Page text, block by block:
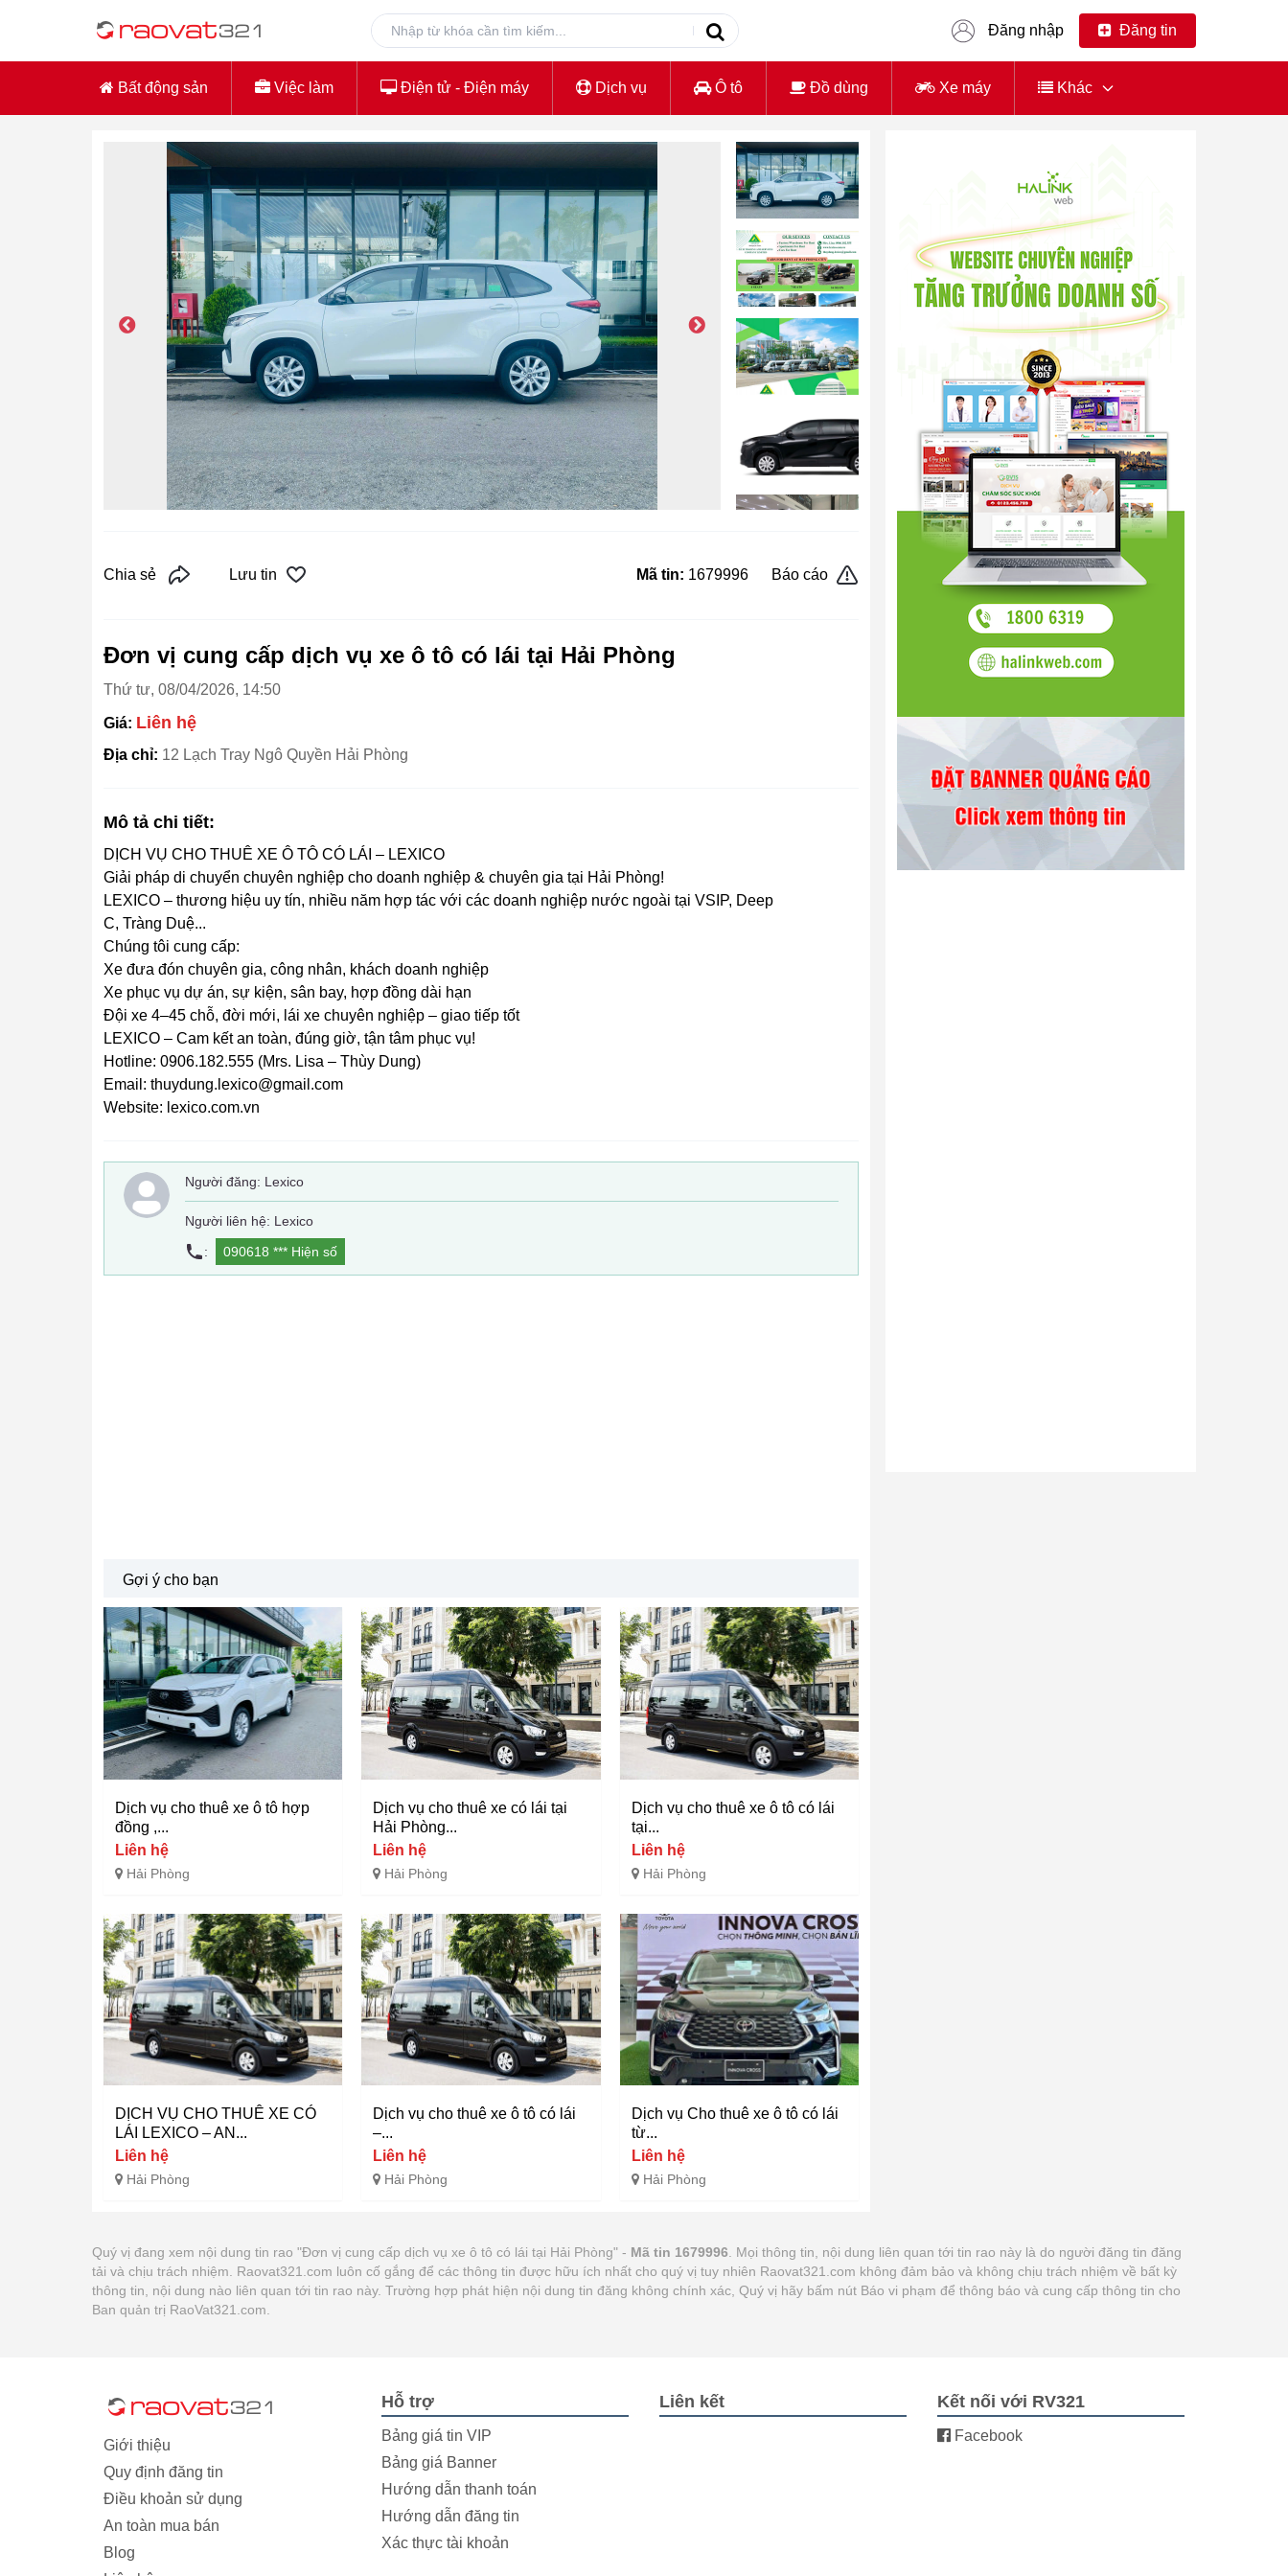
Đăng nhập Đăng tin
Bất động sản Việc làm Điện tử - Điện máy Dịch vụ Ô tô Đồ dùng Xe máy Khác
Chia sẻ Lưu tin Mã tin: 1679996 Báo cáo
Đơn vị cung cấp dịch vụ xe ô tô có lái tại Hải Phòng
Thứ tư, 08/04/2026, 14:50
Giá: Liên hệ
Địa chỉ: 12 Lạch Tray Ngô Quyền Hải Phòng
Mô tả chi tiết:
DỊCH VỤ CHO THUÊ XE Ô TÔ CÓ LÁI – LEXICO
Giải pháp di chuyển chuyên nghiệp cho doanh nghiệp & chuyên gia tại Hải Phòng!
LEXICO – thương hiệu uy tín, nhiều năm hợp tác với các doanh nghiệp nước ngoài tại VSIP, Deep
C, Tràng Duệ...
Chúng tôi cung cấp:
Xe đưa đón chuyên gia, công nhân, khách doanh nghiệp
Xe phục vụ dự án, sự kiện, sân bay, hợp đồng dài hạn
Đội xe 4–45 chỗ, đời mới, lái xe chuyên nghiệp – giao tiếp tốt
LEXICO – Cam kết an toàn, đúng giờ, tận tâm phục vụ!
Hotline: 0906.182.555 (Mrs. Lisa – Thùy Dung)
Email: thuydung.lexico@gmail.com
Website: lexico.com.vn
Người đăng: Lexico
Người liên hệ: Lexico
:
090618 *** Hiện số
Gợi ý cho bạn
Dịch vụ cho thuê xe ô tô hợp
đồng ,...
Liên hệ
Hải Phòng
Dịch vụ cho thuê xe có lái tại
Hải Phòng...
Liên hệ
Hải Phòng
Dịch vụ cho thuê xe ô tô có lái
tại...
Liên hệ
Hải Phòng
DỊCH VỤ CHO THUÊ XE CÓ
LÁI LEXICO – AN...
Liên hệ
Hải Phòng
Dịch vụ cho thuê xe ô tô có lái
–...
Liên hệ
Hải Phòng
Dịch vụ Cho thuê xe ô tô có lái
từ...
Liên hệ
Hải Phòng
Quý vị đang xem nội dung tin rao "Đơn vị cung cấp dịch vụ xe ô tô có lái tại Hải Phòng" - Mã tin 1679996 . Mọi thông tin, nội dung liên quan tới tin rao này là do người đăng tin đăng
tải và chịu trách nhiệm. Raovat321.com luôn cố gắng để các thông tin được hữu ích nhất cho quý vị tuy nhiên Raovat321.com không đảm bảo và không chịu trách nhiệm về bất kỳ
thông tin, nội dung nào liên quan tới tin rao này. Trường hợp phát hiện nội dung tin đăng không chính xác, Quý vị hãy bấm nút Báo vi phạm để thông báo và cung cấp thông tin cho
Ban quản trị RaoVat321.com.
Giới thiệu
Quy định đăng tin
Điều khoản sử dụng
An toàn mua bán
Blog
Hỗ trợ
Bảng giá tin VIP
Bảng giá Banner
Hướng dẫn thanh toán
Hướng dẫn đăng tin
Xác thực tài khoản
Liên kết Kết nối với RV321
Facebook